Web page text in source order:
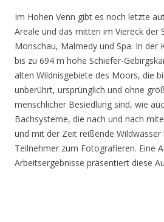
Im Hohen Venn gibt es noch letzte
Areale und das mitten im Viereck der
Monschau, Malmedy und Spa. In der
bis zu 694 m hohe Schiefer-
alten Wildnisgebiete des Moors, die
unberührt, ursprünglich und ohne
menschlicher Besiedlung sind, wie
Bachsysteme, die nach und nach
und mit der Zeit reißende Wildwasser
Teilnehmer zum Fotografieren. Eine
Arbeitsergebnisse präsentiert diese